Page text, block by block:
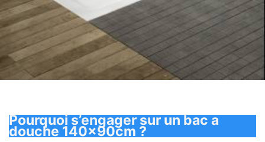
Pourquoi s’engager sur un bac a
douche 140x90cm ?